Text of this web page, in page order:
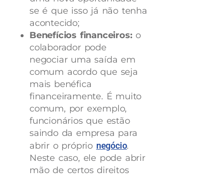
se é que isso já não tenha
acontecido;
Benefícios financeiros: o
colaborador pode
negociar uma saída em
comum acordo que seja
mais benéfica
financeiramente. É muito
comum, por exemplo,
funcionários que estão
saindo da empresa para
abrir o próprio negócio.
Neste caso, ele pode abrir
mão de certos direitos